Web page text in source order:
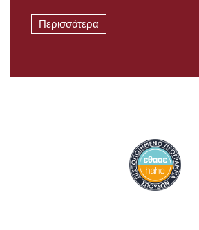
Περισσότερα